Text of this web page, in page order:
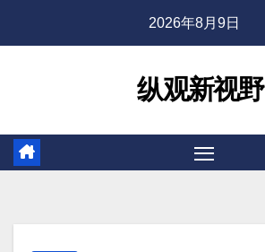
2026年8月9日
纵观新视野